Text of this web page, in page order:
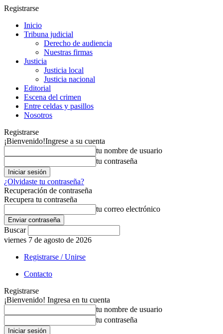
Registrarse
Inicio
Tribuna judicial
Derecho de audiencia
Nuestras firmas
Justicia
Justicia local
Justicia nacional
Editorial
Escena del crimen
Entre celdas y pasillos
Nosotros
Registrarse
¡Bienvenido!Ingrese a su cuenta
tu nombre de usuario
tu contraseña
¿Olvidaste tu contraseña?
Recuperación de contraseña
Recupera tu contraseña
tu correo electrónico
Buscar
viernes 7 de agosto de 2026
Registrarse / Unirse
Contacto
Registrarse
¡Bienvenido! Ingresa en tu cuenta
tu nombre de usuario
tu contraseña